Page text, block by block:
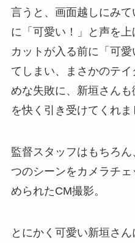
言うと、画面越しにみ
に「可愛い！」と声を上
カットが入る前に「可
てしまい、まさかのテ
めな失敗に、新垣さん
を快く引き受けてくれま
監督スタッフはもちろ
つのシーンをカメラチ
められたCM撮影。
とにかく可愛い新垣さ